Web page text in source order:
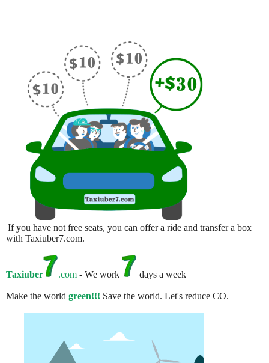
If you have not free seats, you can offer a ride and transfer a box
with Taxiuber7.com.
Taxiuber .com - We work days a week
Make the world green!!! Save the world. Let's reduce CO.